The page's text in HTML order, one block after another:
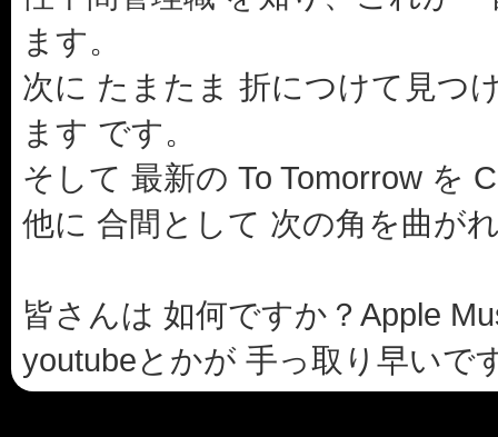
ます。
次に たまたま 折につけて見つ
ます です。
そして 最新の To Tomorrow を
他に 合間として 次の角を曲が
皆さんは 如何ですか？Apple
youtubeとかが 手っ取り早いで